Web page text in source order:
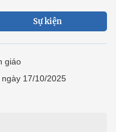
Sự kiện
giáo
17/10/2025